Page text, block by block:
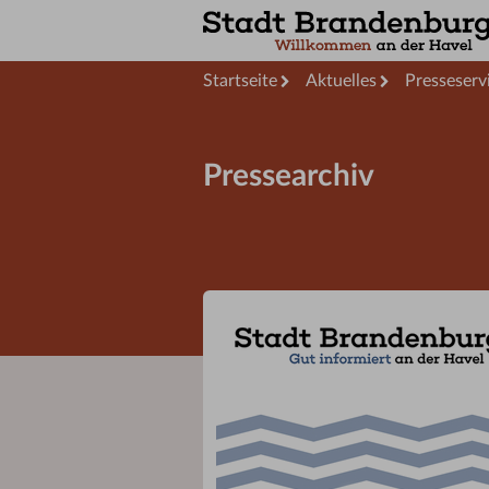
Startseite Aktuelles
Pressearchiv